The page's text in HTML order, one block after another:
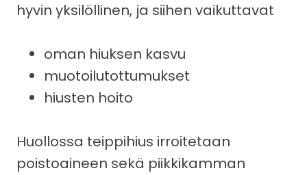
hyvin yksilöllinen, ja siihen vaikuttavat
oman hiuksen kasvu
muotoilutottumukset
hiusten hoito
Huollossa teippihius irroitetaan
poistoaineen sekä piikkikamman